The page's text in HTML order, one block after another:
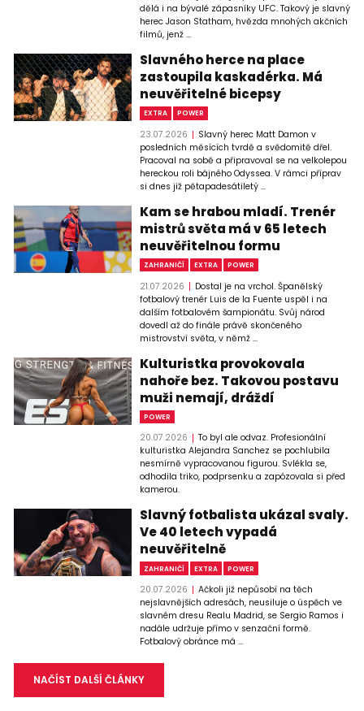
dělá i na bývalé zápasníky UFC. Takový je slavný
herec Jason Statham, hvězda mnohých akčních
filmů, jenž ...
Slavného herce na place
zastoupila kaskadérka. Má
neuvěřitelné bicepsy
EXTRA POWER
23.07.2026
Slavný herec Matt Damon v
posledních měsících tvrdě a svědomitě dřel.
Pracoval na sobě a připravoval se na velkolepou
hereckou roli bájného Odyssea. V rámci příprav
si dnes již pětapadesátiletý ...
Kam se hrabou mladí. Trenér
mistrů světa má v 65 letech
neuvěřitelnou formu
ZAHRANIČÍ EXTRA POWER
21.07.2026
Dostal je na vrchol. Španělský
fotbalový trenér Luis de la Fuente uspěl i na
dalším fotbalovém šampionátu. Svůj národ
dovedl až do finále právě skončeného
mistrovství světa, v němž ...
Kulturistka provokovala
nahoře bez. Takovou postavu
muži nemají, dráždí
POWER
20.07.2026
To byl ale odvaz. Profesionální
kulturistka Alejandra Sanchez se pochlubila
nesmírně vypracovanou figurou. Svlékla se,
odhodila triko, podprsenku a zapózovala si před
kamerou.
Slavný fotbalista ukázal svaly.
Ve 40 letech vypadá
neuvěřitelně
ZAHRANIČÍ EXTRA POWER
20.07.2026
Ačkoli již nepůsobí na těch
nejslavnějších adresách, neusiluje o úspěch ve
slavném dresu Realu Madrid, se Sergio Ramos i
nadále udržuje přímo v senzační formě.
Fotbalový obránce má ...
NAČÍST DALŠÍ ČLÁNKY